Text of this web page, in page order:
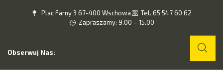
Plac Farny 3 67-400 Wschowa
Tel. 65 547 60 62
Zapraszamy: 9.00 – 15.00
Obserwuj Nas: